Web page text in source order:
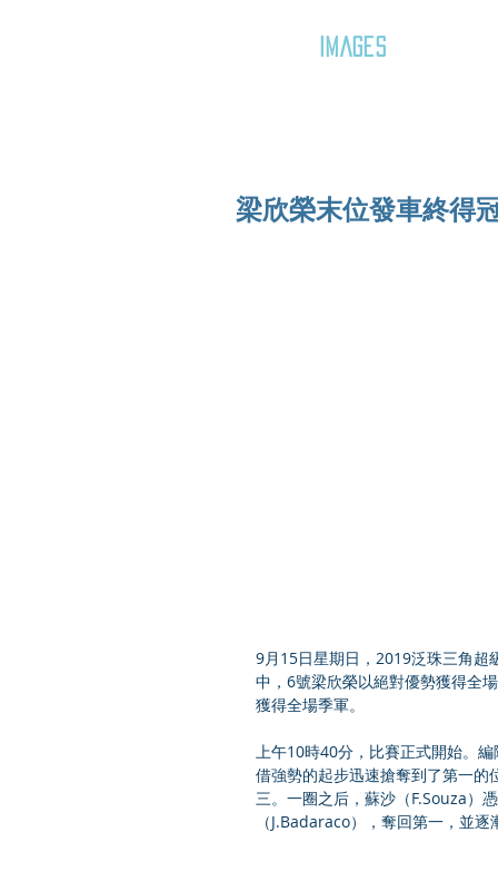
IMAGES
梁欣榮末位發車終得
9月15日星期日，2019泛珠三角超
中，6號梁欣榮以絕對優勢獲得全
獲得全場季軍。
上午10時40分，比賽正式開始。
借強勢的起步迅速搶奪到了第一的
三。一圈之后，蘇沙（F.Souza）
（J.Badaraco），奪回第一，並逐